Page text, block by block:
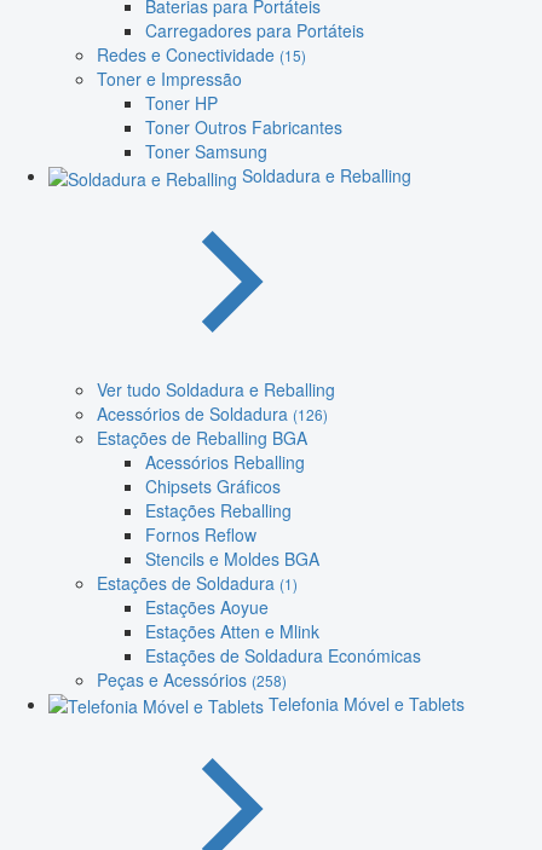
Baterias para Portáteis
Carregadores para Portáteis
Redes e Conectividade (15)
Toner e Impressão
Toner HP
Toner Outros Fabricantes
Toner Samsung
Soldadura e Reballing
Ver tudo Soldadura e Reballing
Acessórios de Soldadura (126)
Estações de Reballing BGA
Acessórios Reballing
Chipsets Gráficos
Estações Reballing
Fornos Reflow
Stencils e Moldes BGA
Estações de Soldadura (1)
Estações Aoyue
Estações Atten e Mlink
Estações de Soldadura Económicas
Peças e Acessórios (258)
Telefonia Móvel e Tablets